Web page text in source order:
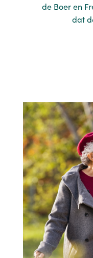
de Boer en
dat